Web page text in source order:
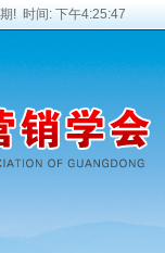
! 时间: 下午4:25:48